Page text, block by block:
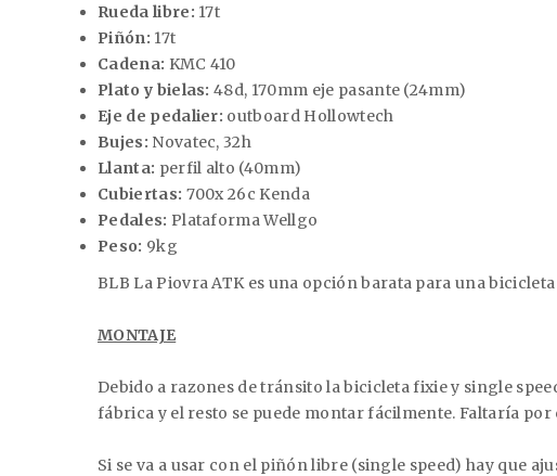
Rueda libre: 17t
Piñón: 17t
Cadena: KMC 410
Plato y bielas: 48d, 170mm eje pasante (24mm)
Eje de pedalier: outboard Hollowtech
Bujes: Novatec, 32h
Llanta: perfil alto (40mm)
Cubiertas: 700x 26c Kenda
Pedales: Plataforma Wellgo
Peso: 9kg
BLB La Piovra ATK es una opción barata para una
MONTAJE
Debido a razones de tránsito la bicicleta fixie y single
fábrica y el resto se puede montar fácilmente. Faltaría
Si se va a usar con el piñón libre (single speed) hay que